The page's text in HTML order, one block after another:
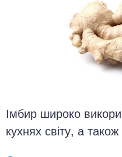
Імбир широко
кухнях світу, а